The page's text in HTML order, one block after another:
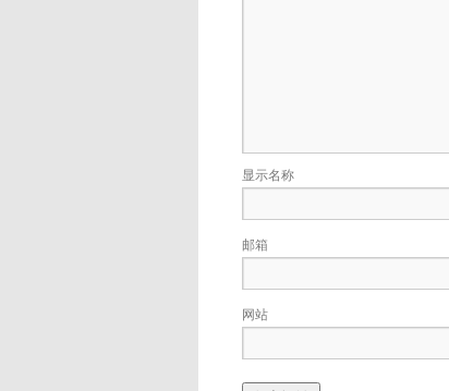
显示名称
邮箱
网站